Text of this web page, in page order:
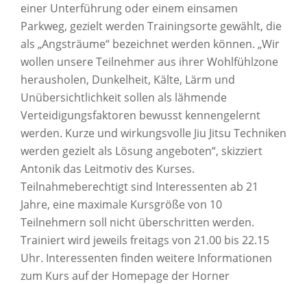
einer Unterführung oder einem einsamen
Parkweg, gezielt werden Trainingsorte gewählt, die
als „Angsträume“ bezeichnet werden können. „Wir
wollen unsere Teilnehmer aus ihrer Wohlfühlzone
herausholen, Dunkelheit, Kälte, Lärm und
Unübersichtlichkeit sollen als lähmende
Verteidigungsfaktoren bewusst kennengelernt
werden. Kurze und wirkungsvolle Jiu Jitsu Techniken
werden gezielt als Lösung angeboten“, skizziert
Antonik das Leitmotiv des Kurses.
Teilnahmeberechtigt sind Interessenten ab 21
Jahre, eine maximale Kursgröße von 10
Teilnehmern soll nicht überschritten werden.
Trainiert wird jeweils freitags von 21.00 bis 22.15
Uhr. Interessenten finden weitere Informationen
zum Kurs auf der Homepage der Horner